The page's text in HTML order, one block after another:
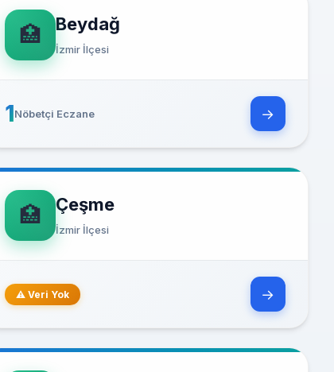
🏥 Beydağ
İzmir İlçesi
1Nöbetçi Eczane →
🏥 Çeşme
İzmir İlçesi
⚠ Veri Yok →